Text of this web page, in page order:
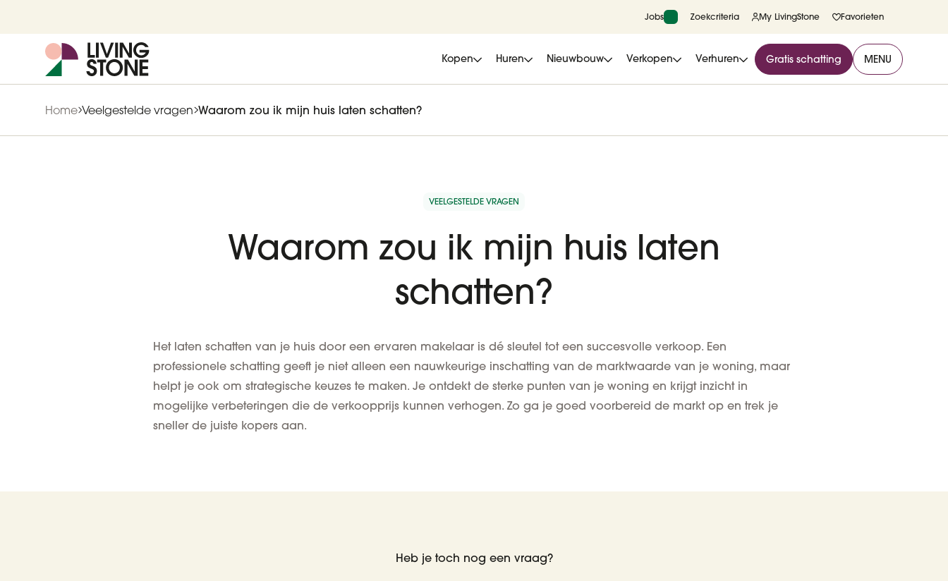
Jobs Zoekcriteria My LivingStone Favorieten
Kopen Huren Nieuwbouw Verkopen Verhuren Gratis schatting MENU
Home Veelgestelde vragen Waarom zou ik mijn huis laten schatten?
VEELGESTELDE VRAGEN
Waarom zou ik mijn huis laten
schatten?
Het laten schatten van je huis door een ervaren makelaar is dé sleutel tot een succesvolle verkoop. Een
professionele schatting geeft je niet alleen een nauwkeurige inschatting van de marktwaarde van je woning, maar
helpt je ook om strategische keuzes te maken. Je ontdekt de sterke punten van je woning en krijgt inzicht in
mogelijke verbeteringen die de verkoopprijs kunnen verhogen. Zo ga je goed voorbereid de markt op en trek je
sneller de juiste kopers aan.
Heb je toch nog een vraag?